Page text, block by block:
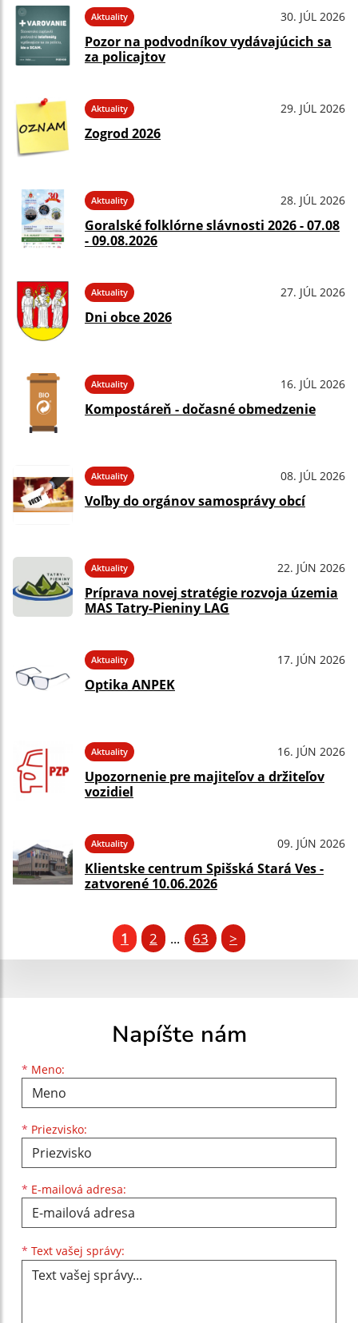
Aktuality 30. JÚL 2026
Pozor na podvodníkov vydávajúcich sa
za policajtov
Aktuality 29. JÚL 2026
Zogrod 2026
Aktuality 28. JÚL 2026
Goralské folklórne slávnosti 2026 - 07.08
- 09.08.2026
Aktuality 27. JÚL 2026
Dni obce 2026
Aktuality 16. JÚL 2026
Kompostáreň - dočasné obmedzenie
Aktuality 08. JÚL 2026
Voľby do orgánov samosprávy obcí
Aktuality 22. JÚN 2026
Príprava novej stratégie rozvoja územia
MAS Tatry-Pieniny LAG
Aktuality 17. JÚN 2026
Optika ANPEK
Aktuality 16. JÚN 2026
Upozornenie pre majiteľov a držiteľov
vozidiel
Aktuality 09. JÚN 2026
Klientske centrum Spišská Stará Ves -
zatvorené 10.06.2026
1 2 ... 63 >
Napíšte nám
* Meno:
Meno
* Priezvisko:
Priezvisko
* E-mailová adresa:
E-mailová adresa
* Text vašej správy: